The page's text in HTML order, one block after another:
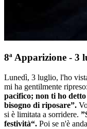
8ª Apparizione - 3
Lunedì, 3 luglio, l'ho
mi ha gentilmente ripreso:
pacifico; non ti ho
bisogno di riposare”.
si è limitata a sorridere.
festività“. Poi se n'è